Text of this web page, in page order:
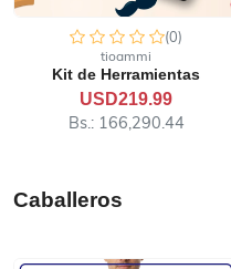
(0)
tioammi
Bomba de Aire Inalámbrica
USD40.00
Bs.: 30,236.00
Caballeros